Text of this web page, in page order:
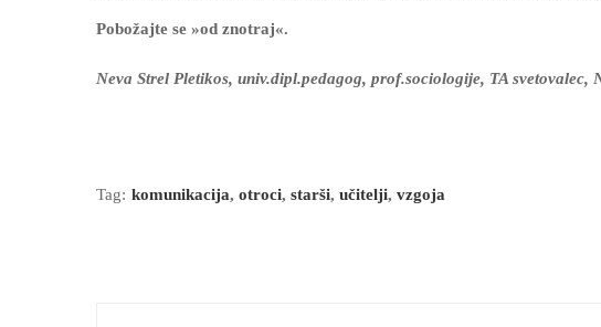
Pobožajte se »od znotraj«.
Neva Strel Pletikos, univ.dipl.pedagog, prof.sociologije, TA svetovalec,
Tag: komunikacija, otroci, starši, učitelji, vzgoja